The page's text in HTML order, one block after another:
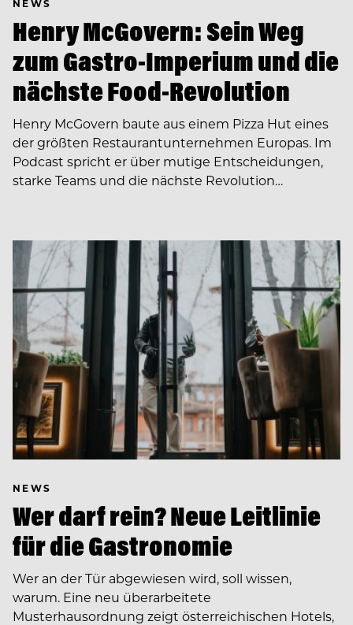
NEWS
Henry McGovern: Sein Weg
zum Gastro-Imperium und die
nächste Food-Revolution
Henry McGovern baute aus einem Pizza Hut eines
der größten Restaurantunternehmen Europas. Im
Podcast spricht er über mutige Entscheidungen,
starke Teams und die nächste Revolution…
NEWS
Wer darf rein? Neue Leitlinie
für die Gastronomie
Wer an der Tür abgewiesen wird, soll wissen,
warum. Eine neu überarbeitete
Musterhausordnung zeigt österreichischen Hotels,